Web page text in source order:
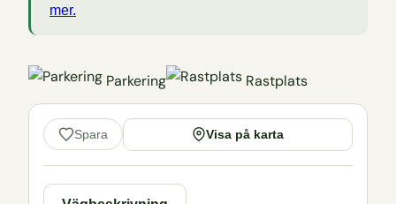
mer.
Parkering Rastplats
Spara Visa på karta